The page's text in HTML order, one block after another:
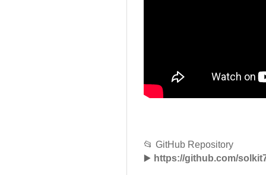
📂 GitHub Repository
▶️ https://github.com/